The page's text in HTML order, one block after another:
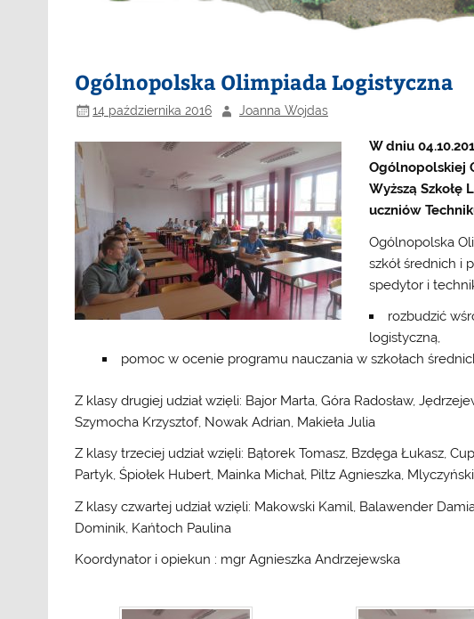
Ogólnopolska Olimpiada Logistyczna
14 października 2016 Joanna Wojdas
W dniu
Ogólnopolskiej
Wyższą Szkołę
uczniów
Ogólnopolska
szkół średnich i
spedytor i
rozbudzić
logistyczną,
pomoc w ocenie programu nauczania w szkołach
Z klasy drugiej udział wzięli: Bajor Marta, Góra Radosław,
Szymocha Krzysztof, Nowak Adrian, Makieła Julia
Z klasy trzeciej udział wzięli: Bątorek Tomasz, Bzdęga Łukasz,
Partyk, Śpiołek Hubert, Mainka Michał, Piltz Agnieszka,
Z klasy czwartej udział wzięli: Makowski Kamil, Balawender
Dominik, Kańtoch Paulina
Koordynator i opiekun : mgr Agnieszka Andrzejewska